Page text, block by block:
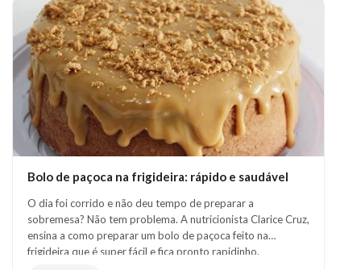
Bolo de paçoca na frigideira: rápido e saudável
O dia foi corrido e não deu tempo de preparar a
sobremesa? Não tem problema. A nutricionista Clarice Cruz,
ensina a como preparar um bolo de paçoca feito na
frigideira que é super fácil e fica pronto rapidinho.